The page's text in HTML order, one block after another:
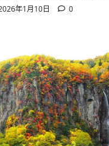
年1月10日 0